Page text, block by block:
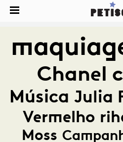
Chanel
Música Julia
Vermelho
Moss